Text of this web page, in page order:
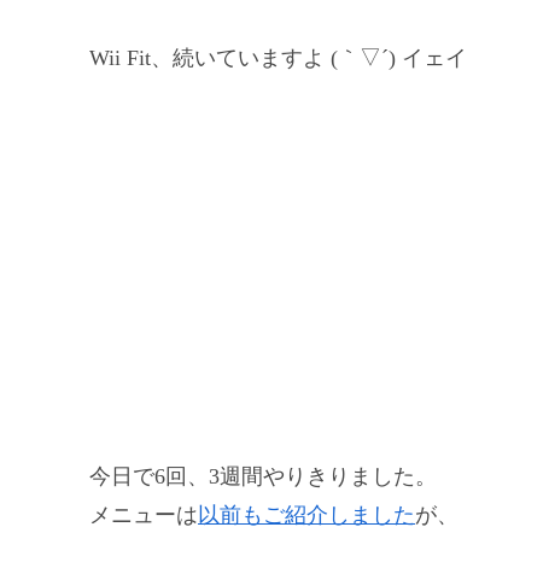
Wii Fit、続いていますよ (｀▽´) イェイ
今日で6回、3週間やりきりました。
メニューは以前もご紹介しましたが、